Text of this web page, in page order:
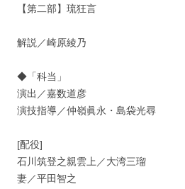
【第二部】琉狂言
解説／崎原綾乃
◆「科当」
演出／嘉数道彦
演技指導／仲嶺眞永・島袋光尋
[配役]
石川筑登之親雲上／大湾三瑠
妻／平田智之